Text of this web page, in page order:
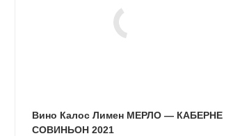
Вино Калос Лимен МЕРЛО — КАБЕРНЕ
СОВИНЬОН 2021